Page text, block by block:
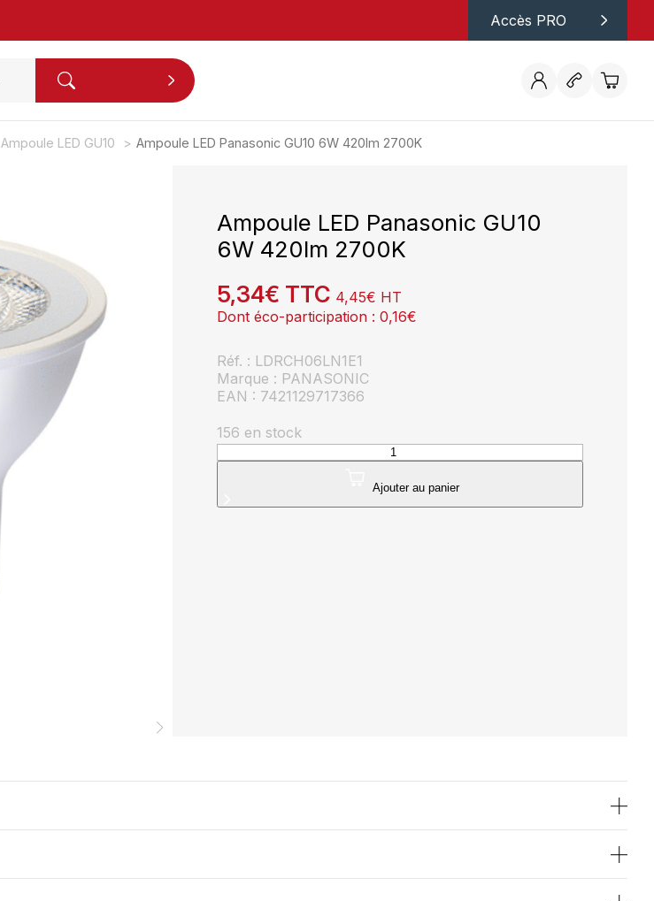
Accès PRO
Ampoule LED GU10 Ampoule LED Panasonic GU10 6W 420lm 2700K
Ampoule LED Panasonic GU10
6W 420lm 2700K
5,34€ TTC 4,45€ HT
Dont éco-participation :0,16€
Réf. : LDRCH06LN1E1
Marque : PANASONIC
EAN : 7421129717366
156 en stock
quantité
de
LED
Ajouter au panier